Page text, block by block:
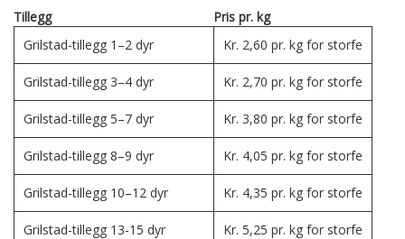
Tillegg
Pris pr. kg
Grilstad-tillegg 1–2 dyr
Kr. 2,60 pr. kg for storfe
Grilstad-tillegg 3–4 dyr Kr. 2,70 pr. kg for storfe
Grilstad-tillegg 5–7 dyr Kr. 3,80 pr. kg for storfe
Grilstad-tillegg 8–9 dyr Kr. 4,05 pr. kg for storfe
Grilstad-tillegg 10–12 dyr Kr. 4,35 pr. kg for storfe
Grilstad-tillegg 13-15 dyr Kr. 5,25 pr. kg for storfe